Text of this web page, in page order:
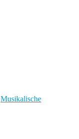
Musikalische